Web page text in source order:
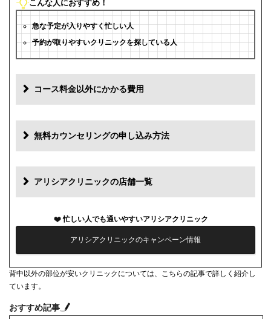
こんな人におすすめ！
急な予定が入りやすく忙しい人
予約が取りやすいクリニックを探している人
コース料金以外にかかる費用
初診料 0円
再診料 0円
薬代 0円
シェービング代 0円
麻酔代 3,000円(必要な人のみ)
キャンセル料
無料カウンセリングの申し込み方法
アリシアクリニックの店舗一覧
忙しい人でも通いやすいアリシアクリニック
アリシアクリニックのキャンペーン情報
背中以外の部位が安いクリニックについては、こちらの記事で詳しく紹介し
ています。
おすすめ記事